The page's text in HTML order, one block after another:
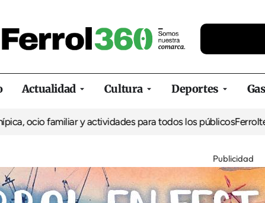
Actualidad Cultura Deportes
familiar y actividades para todos los públicosFerrolterra
Publicidad